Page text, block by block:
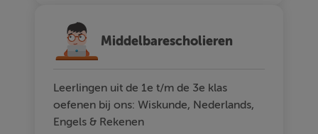
Middelbarescholieren
Leerlingen uit de 1e t/m de 3e klas
oefenen bij ons: Wiskunde, Nederlands,
Engels & Rekenen